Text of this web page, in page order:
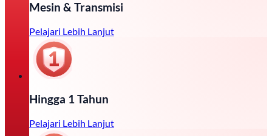
Mesin & Transmisi
Pelajari Lebih Lanjut
Hingga 1 Tahun
Pelajari Lebih Lanjut